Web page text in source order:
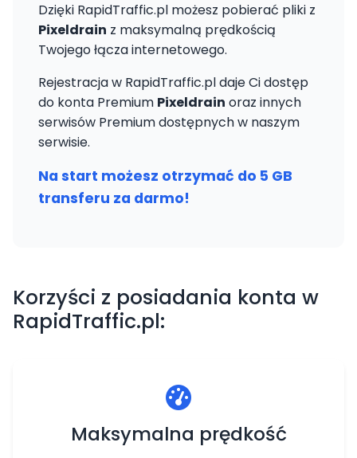
Dzięki RapidTraffic.pl możesz pobierać pliki z
Pixeldrain z maksymalną prędkością
Twojego łącza internetowego.
Rejestracja w RapidTraffic.pl daje Ci dostęp
do konta Premium Pixeldrain oraz innych
serwisów Premium dostępnych w naszym
serwisie.
Na start możesz otrzymać do 5 GB
transferu za darmo!
Korzyści z posiadania konta w
RapidTraffic.pl:
Maksymalna prędkość